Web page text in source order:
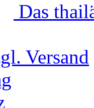
Das
Versand